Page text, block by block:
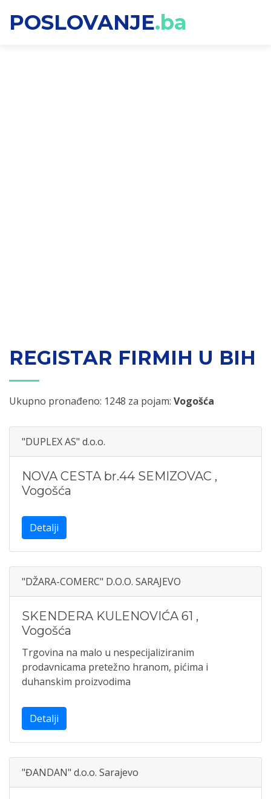
POSLOVANJE.ba
REGISTAR FIRMIH U BIH
Ukupno pronađeno: 1248 za pojam: Vogošća
"DUPLEX AS" d.o.o.
NOVA CESTA br.44 SEMIZOVAC ,
Vogošća
Detalji
"DŽARA-COMERC" D.O.O. SARAJEVO
SKENDERA KULENOVIĆA 61 ,
Vogošća
Trgovina na malo u nespecijaliziranim
prodavnicama pretežno hranom, pićima i
duhanskim proizvodima
Detalji
"ĐANDAN" d.o.o. Sarajevo